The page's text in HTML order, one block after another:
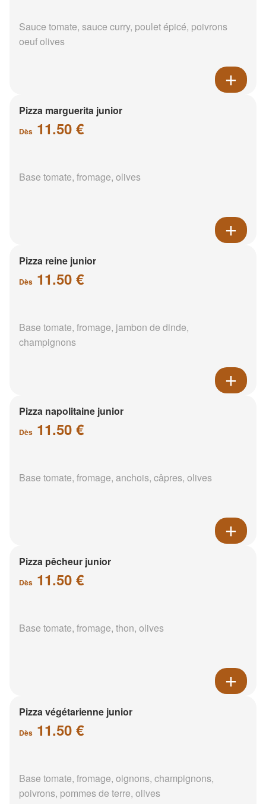
Sauce tomate, sauce curry, poulet épicé, poivrons
oeuf olives
Pizza marguerita junior
Dès 11.50 €
Base tomate, fromage, olives
Pizza reine junior
Dès 11.50 €
Base tomate, fromage, jambon de dinde,
champignons
Pizza napolitaine junior
Dès 11.50 €
Base tomate, fromage, anchois, câpres, olives
Pizza pêcheur junior
Dès 11.50 €
Base tomate, fromage, thon, olives
Pizza végétarienne junior
Dès 11.50 €
Base tomate, fromage, oignons, champignons,
poivrons, pommes de terre, olives